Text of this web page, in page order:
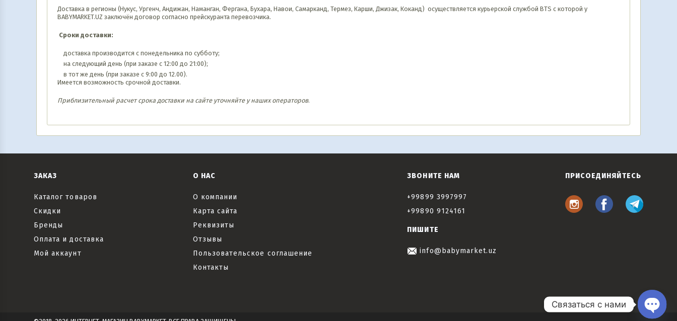
Доставка в регионы (Нукус, Ургенч, Андижан, Наманган, Фергана, Бухара, Навои, Самарканд, Термез, Карши, Джизак, Коканд) осуществляется курьерской службой BTS с которой у
BABYMARKET.UZ заключён договор согласно прейскуранта перевозчика.
Сроки доставки:
доставка производится с понедельника по субботу;
на следующий день (при заказе с 12:00 до 21:00);
в тот же день (при заказе с 9:00 до 12.00).
Имеется возможность срочной доставки.
Приблизительный расчет срока доставки на сайте уточняйте у наших операторов.
ЗАКАЗ
Каталог товаров
Скидки
Бренды
Оплата и доставка
Мой аккаунт
О НАС
О компании
Карта сайта
Реквизиты
Отзывы
Пользовательское соглашение
Контакты
ЗВОНИТЕ НАМ
+99899 3997997
+99890 9124161
ПИШИТЕ
info@babymarket.uz
ПРИСОЕДИНЯЙТЕСЬ
Связаться с нами